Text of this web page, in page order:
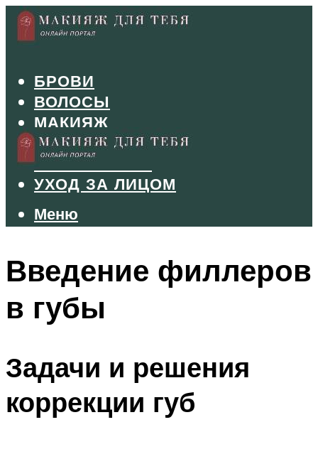
БРОВИ
ВОЛОСЫ
МАКИЯЖ
МАНИКЮР
ТУШЬ И ТЕНИ
УХОД ЗА ЛИЦОМ
Меню
Меню
Введение филлеров
в губы
Задачи и решения
коррекции губ